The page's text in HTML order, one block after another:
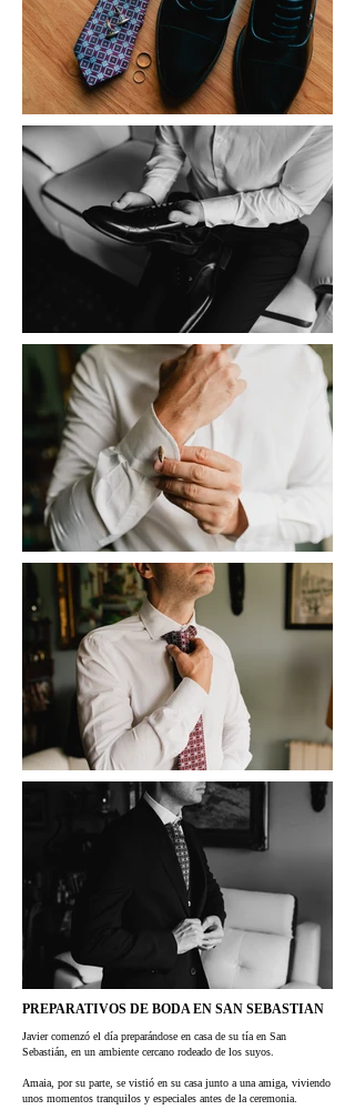
PREPARATIVOS DE BODA EN SAN SEBASTIAN
Javier comenzó el día preparándose en casa de su tía en San
Sebastián, en un ambiente cercano rodeado de los suyos.
Amaia, por su parte, se vistió en su casa junto a una amiga, viviendo
unos momentos tranquilos y especiales antes de la ceremonia.